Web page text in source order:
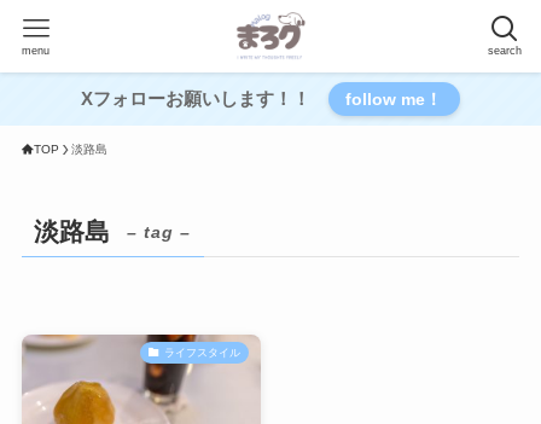
search
menu
Xフォローお願いします！！ follow me！
TOP 淡路島
淡路島 – tag –
ライフスタイル